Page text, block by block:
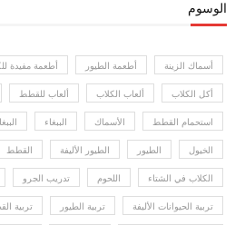
الوسوم
أسماك الزينة أطعمة الطيور أطعمة مفيدة
أكل الكلاب ألعاب الكلاب ألعاب للقطط
استحمام القطط الأسماك الببغاء
الخيول الطيور الطيور الأليفة القطط
الكلاب في الشتاء اللحوم تدريب الجرو
تربية الحيوانات الأليفة تربية الطيور تربية